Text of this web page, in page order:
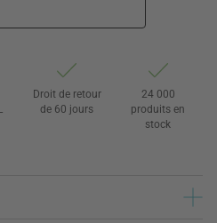
Droit de retour
de 60 jours
24 000
produits en
stock